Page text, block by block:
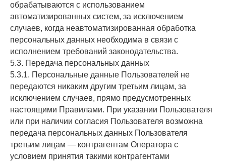
обрабатываются с использованием
автоматизированных систем, за исключением
случаев, когда неавтоматизированная обработка
персональных данных необходима в связи с
исполнением требований законодательства.
5.3. Передача персональных данных
5.3.1. Персональные данные Пользователей не
передаются никаким другим третьим лицам, за
исключением случаев, прямо предусмотренных
настоящими Правилами. При указании Пользователя
или при наличии согласия Пользователя возможна
передача персональных данных Пользователя
третьим лицам — контрагентам Оператора с
условием принятия такими контрагентами